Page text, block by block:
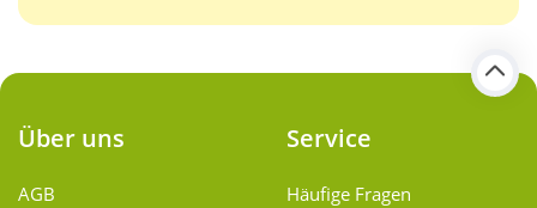
Über uns
AGB
Service
Häufige Fragen